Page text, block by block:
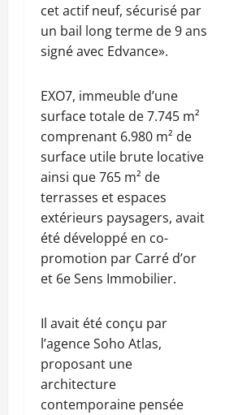
cet actif neuf, sécurisé par
un bail long terme de 9 ans
signé avec Edvance».
EXO7, immeuble d’une
surface totale de 7.745 m²
comprenant 6.980 m² de
surface utile brute locative
ainsi que 765 m² de
terrasses et espaces
extérieurs paysagers, avait
été développé en co-
promotion par Carré d’or
et 6e Sens Immobilier.
Il avait été conçu par
l’agence Soho Atlas,
proposant une
architecture
contemporaine pensée